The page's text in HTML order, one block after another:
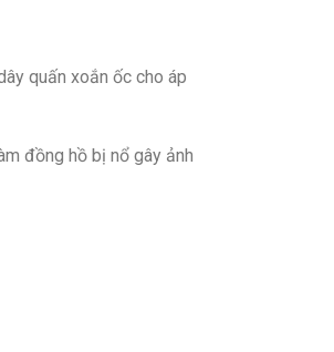
quấn xoắn ốc cho áp
đồng hồ bị nổ gây ảnh